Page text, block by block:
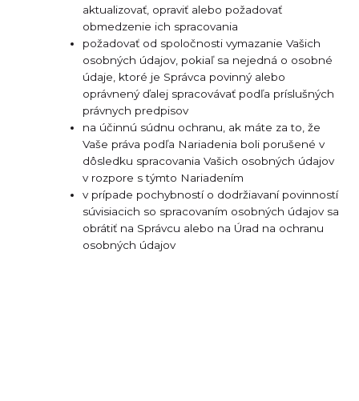
aktualizovať, opraviť alebo požadovať
obmedzenie ich spracovania
požadovať od spoločnosti vymazanie Vašich
osobných údajov, pokiaľ sa nejedná o osobné
údaje, ktoré je Správca povinný alebo
oprávnený ďalej spracovávať podľa príslušných
právnych predpisov
na účinnú súdnu ochranu, ak máte za to, že
Vaše práva podľa Nariadenia boli porušené v
dôsledku spracovania Vašich osobných údajov
v rozpore s týmto Nariadením
v prípade pochybností o dodržiavaní povinností
súvisiacich so spracovaním osobných údajov sa
obrátiť na Správcu alebo na Úrad na ochranu
osobných údajov